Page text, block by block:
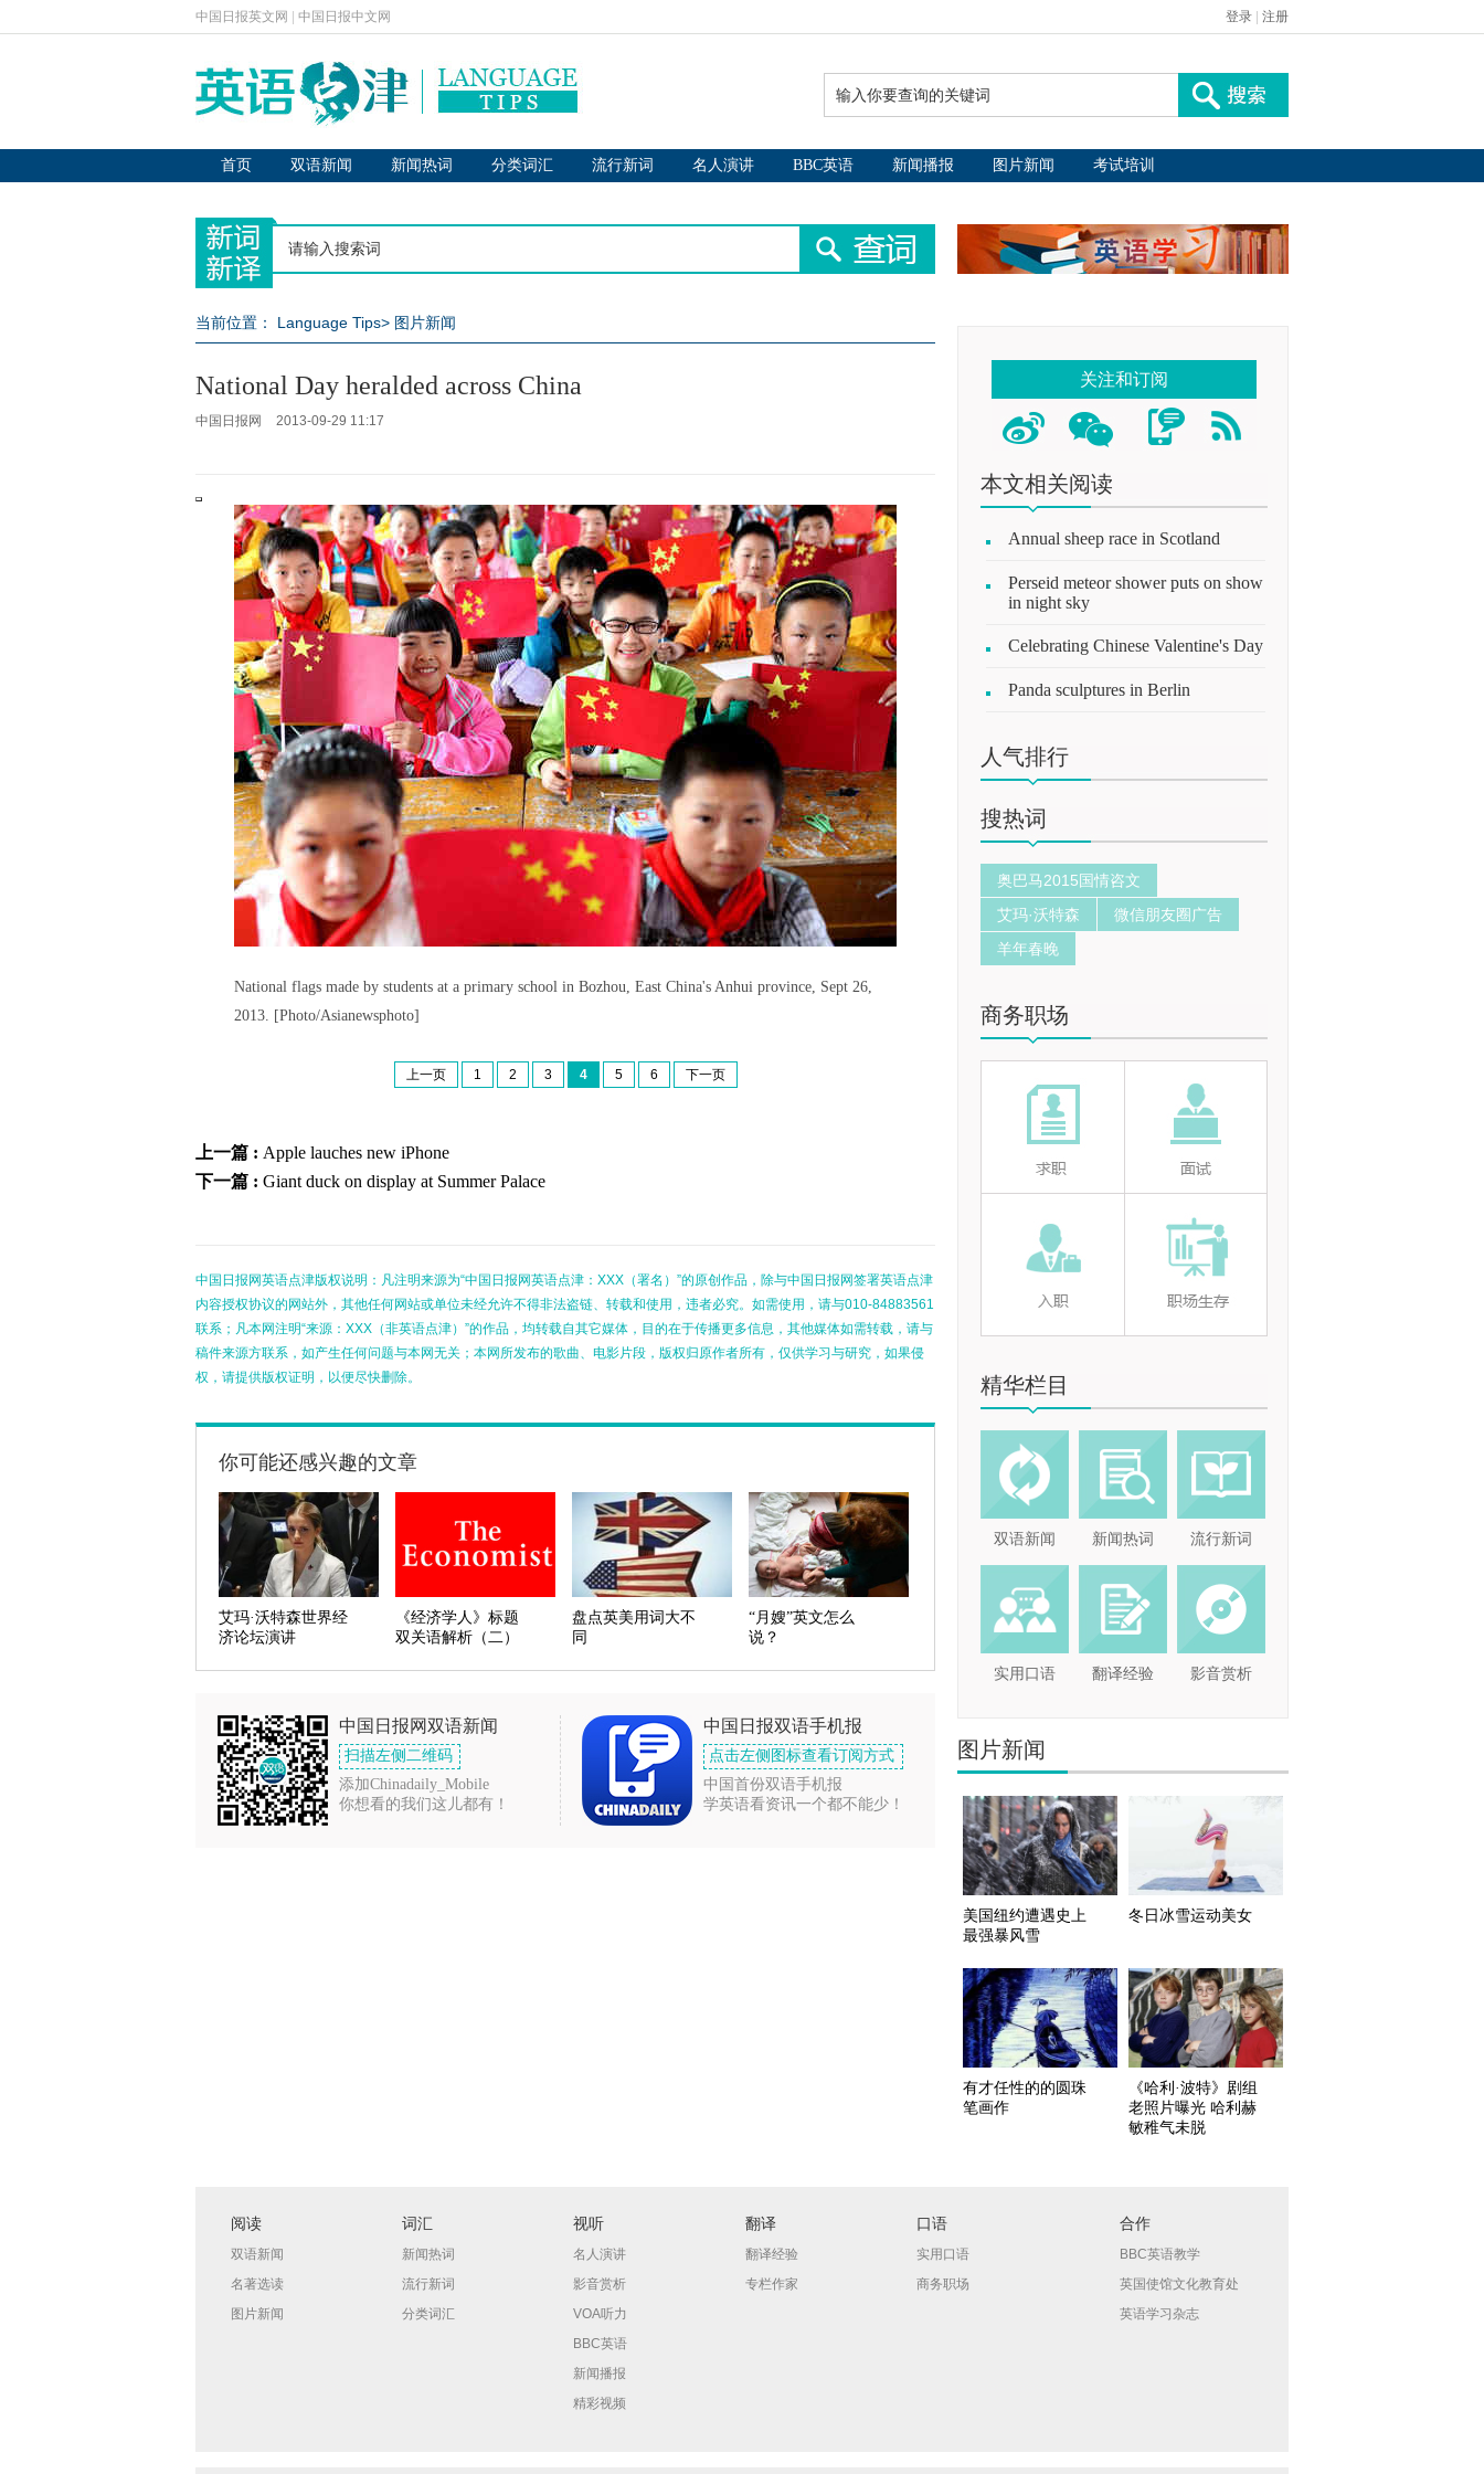
中国日报英文网 中国日报中文网 登录 注册
首页 双语新闻 新闻热词 分类词汇 流行新词 名人演讲 BBC英语 新闻播报 图片新闻 考试培训
当前位置： Language Tips> 图片新闻
National Day heralded across China
中国日报网 2013-09-29 11:17
National flags made by students at a primary school in Bozhou, East China's Anhui province, Sept 26,
2013. [Photo/Asianewsphoto]
上一页 1 2 3 4 5 6 下一页
上一篇 : Apple lauches new iPhone
下一篇 : Giant duck on display at Summer Palace
中国日报网英语点津版权说明：凡注明来源为“中国日报网英语点津：XXX（署名）”的原创作品，除与中国日报网签署英语点津
内容授权协议的网站外，其他任何网站或单位未经允许不得非法盗链、转载和使用，违者必究。如需使用，请与010-84883561
联系；凡本网注明“来源：XXX（非英语点津）”的作品，均转载自其它媒体，目的在于传播更多信息，其他媒体如需转载，请与
稿件来源方联系，如产生任何问题与本网无关；本网所发布的歌曲、电影片段，版权归原作者所有，仅供学习与研究，如果侵
权，请提供版权证明，以便尽快删除。
你可能还感兴趣的文章
艾玛·沃特森世界经
济论坛演讲
《经济学人》标题
双关语解析（二）
盘点英美用词大不
同
“月嫂”英文怎么
说？
中国日报网双语新闻
扫描左侧二维码
添加Chinadaily_Mobile
你想看的我们这儿都有！
中国日报双语手机报
点击左侧图标查看订阅方式
中国首份双语手机报
学英语看资讯一个都不能少！
关注和订阅
本文相关阅读
Annual sheep race in Scotland
Perseid meteor shower puts on show
in night sky
Celebrating Chinese Valentine's Day
Panda sculptures in Berlin
人气排行
搜热词
奥巴马2015国情咨文
艾玛·沃特森
微信朋友圈广告
羊年春晚
商务职场
精华栏目
双语新闻 新闻热词 流行新词
实用口语 翻译经验 影音赏析
图片新闻
美国纽约遭遇史上
最强暴风雪
冬日冰雪运动美女
有才任性的的圆珠
笔画作
《哈利·波特》剧组
老照片曝光 哈利赫
敏稚气未脱
阅读
双语新闻
名著选读
图片新闻
词汇
新闻热词
流行新词
分类词汇
视听
名人演讲
影音赏析
VOA听力
BBC英语
新闻播报
精彩视频
翻译
翻译经验
专栏作家
口语
实用口语
商务职场
合作
BBC英语教学
英国使馆文化教育处
英语学习杂志